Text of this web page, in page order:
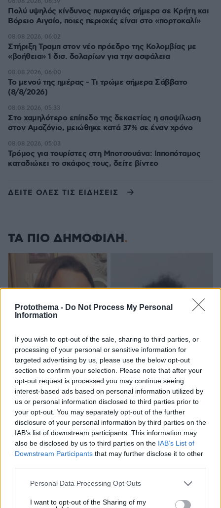
Protothema - Do Not Process My Personal
Information
If you wish to opt-out of the sale, sharing to third parties, or
processing of your personal or sensitive information for
targeted advertising by us, please use the below opt-out
section to confirm your selection. Please note that after your
opt-out request is processed you may continue seeing
interest-based ads based on personal information utilized by
us or personal information disclosed to third parties prior to
your opt-out. You may separately opt-out of the further
disclosure of your personal information by third parties on the
IAB’s list of downstream participants. This information may
also be disclosed by us to third parties on the IAB’s List of
Downstream Participants that may further disclose it to other
Please note that this website/app uses one or more Google
not limited to your visit or usage behaviour. You may click to
Personal Data Processing Opt Outs
I want to opt-out of the Sharing of my
Πολύ υψηλός κίνδυνος πυρκαγιάς σήμερα σε Κρήτη και
Βόρειο Αιγαίο, ποιες περιοχές είναι στο «πορτοκαλί»
Στήριξη Τραμπ στον νέο πρόεδρο της Κολομβίας με
«βοήθεια» 1 δισ. δολαρίων για την ασφάλεια
08.08.2026, 06:02
Το μενού της ημέρας - Τι τρώμε σήμερα Σάββατο
(8/8/2026)
08.08.2026, 06:00
Στο χαμηλότερο επίπεδο της δεκαετίας η αποψίλωση
στον Αμαζόνιο, μειώθηκε κατά 37% σε έναν χρόνο
08.08.2026, 05:33
Τρόμος για τουρίστες στη Μποτσουάνα: Ιπποπόταμος
καταδιώκει το σκάφος τους, δείτε βίντεο
08.08.2026, 05:03
ΔΕΙΤΕ ΟΛΕΣ ΤΙΣ ΕΙΔΗΣΕΙΣ
ΤΑ ΠΙΟ ΔΗΜΟΦΙΛΗ
Ο «Δράκος» του Λονδίνου: 40χρονος με
προβλήματα όρασης σκότωνε και βίαζε γυναίκες,
η αστυνομία τον είχε συλλάβει και τον άφησε
07.08.2026, 22:54